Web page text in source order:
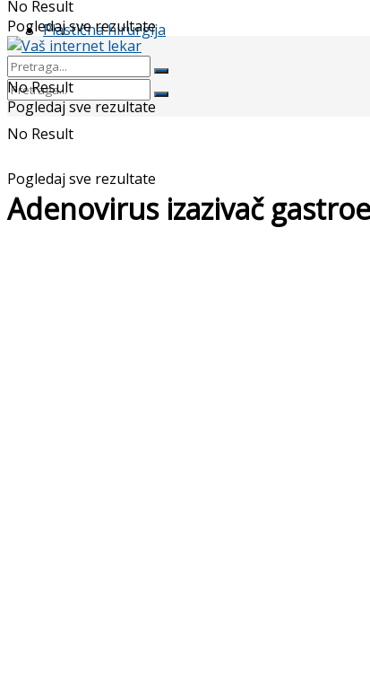
Plastična hirurgija
No Result
Pogledaj sve rezultate
No Result
Pogledaj sve rezultate
No Result
Pogledaj sve rezultate
Adenovirus izazivač